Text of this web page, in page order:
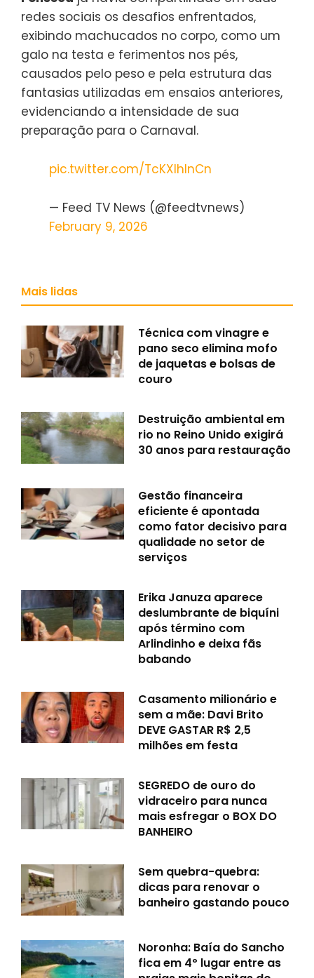
redes sociais os desafios enfrentados,
exibindo machucados no corpo, como um
galo na testa e ferimentos nos pés,
causados pelo peso e pela estrutura das
fantasias utilizadas em ensaios anteriores,
evidenciando a intensidade de sua
preparação para o Carnaval.
pic.twitter.com/TcKXlhInCn
— Feed TV News (@feedtvnews)
February 9, 2026
Mais lidas
Técnica com vinagre e
pano seco elimina mofo
de jaquetas e bolsas de
couro
Destruição ambiental em
rio no Reino Unido exigirá
30 anos para restauração
Gestão financeira
eficiente é apontada
como fator decisivo para
qualidade no setor de
serviços
Erika Januza aparece
deslumbrante de biquíni
após término com
Arlindinho e deixa fãs
babando
Casamento milionário e
sem a mãe: Davi Brito
DEVE GASTAR R$ 2,5
milhões em festa
SEGREDO de ouro do
vidraceiro para nunca
mais esfregar o BOX DO
BANHEIRO
Sem quebra-quebra:
dicas para renovar o
banheiro gastando pouco
Noronha: Baía do Sancho
fica em 4º lugar entre as